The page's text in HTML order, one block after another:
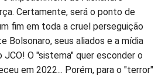
Certamente, será o ponto de
fim em toda a cruel perseguição
Bolsonaro, seus aliados e a mídia
O "sistema" quer esconder o
em 2022... Porém, para o "terror"